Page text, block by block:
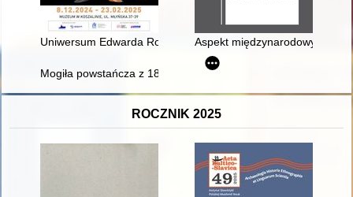
Uniwersum Edwarda Rokosza : katalog wystawy = The
Aspekt międzynarodowy kultu
Mogiła powstańcza z 1863 roku w Nowej Wsi (cienińskiej)
ROCZNIK 2025